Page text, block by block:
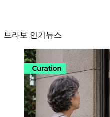
브라보 인기뉴스